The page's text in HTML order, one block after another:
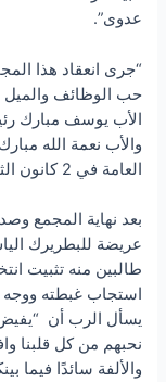
عدوى”.
“جرى انعقاد هذا
حب الوظائف والميل
الأب يوسف مبارك
والأب نعمة الله
العامة في 2 كانون الثاني من سنة 1903
بعد نهاية المجمع
عريضة للبطريرك
طالبين منه تثبيت
استجاب غبطته ووجه
يسأل الرب أن “يفيض
نحبهم من كل قلبنا
والألفة سائدًا فيما